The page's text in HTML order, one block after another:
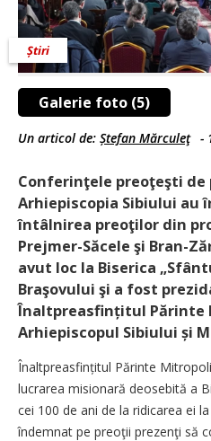
Galerie foto (5)
Știri
Un articol de: Ștefan Mărculeţ -
Conferinţele preoţeşti de
Arhiepiscopia Sibiului au
întâlnirea preoţilor din
Prejmer-Săcele şi Bran-
avut loc la Biserica
Braşovului şi a fost
Înaltpreasfințitul Părinte
Arhiepiscopul Sibiului și
Înaltpreasfințitul Părinte
lucrarea misionară deosebită a
cei 100 de ani de la ridicarea ei
îndemnat pe preoţii prezenţi să